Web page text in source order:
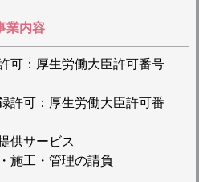
業内容
可：厚生労働大臣許可番号
許可：厚生労働大臣許可番
供サービス
施工・管理の請負